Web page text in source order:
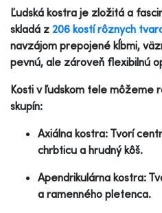
Ľudská kostra je zložitá a
skladá z 206 kostí rôznych
navzájom prepojené kĺbmi,
pevnú, ale zároveň flexibilnú
Kosti v ľudskom tele môžeme
skupín:
Axiálna kostra: Tvorí
chrbticu a hrudný kôš.
Apendrikulárna kostra:
a ramenného pletenca.